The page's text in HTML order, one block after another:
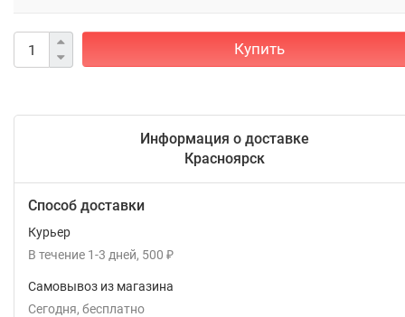
Купить
Информация о доставке
Красноярск
Способ доставки
Курьер
В течение 1-3 дней 500 ₽
Самовывоз из магазина
Сегодня
Бесплатно